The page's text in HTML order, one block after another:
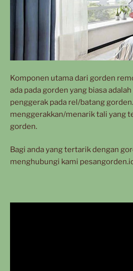
Komponen utama dari gorden
ada pada gorden yang biasa
penggerak pada rel/batang
menggerakkan/menarik tali yang
gorden.
Bagi anda yang tertarik dengan
menghubungi kami